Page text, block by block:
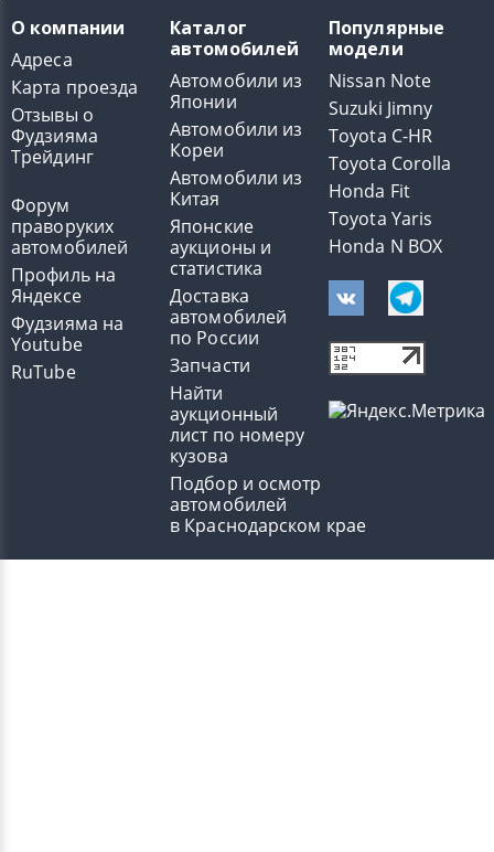
О компании
Адреса
Карта проезда
Отзывы о
Фудзияма
Трейдинг
Форум
праворуких
автомобилей
Профиль на
Яндексе
Фудзияма на
Youtube
RuTube
Каталог
автомобилей
Автомобили из
Японии
Автомобили из
Кореи
Автомобили из
Китая
Японские
аукционы и
статистика
Доставка
автомобилей
по России
Запчасти
Найти
аукционный
лист по номеру
кузова
Подбор и осмотр
автомобилей
в Краснодарском крае
Популярные
модели
Nissan Note
Suzuki Jimny
Toyota C-HR
Toyota Corolla
Honda Fit
Toyota Yaris
Honda N BOX